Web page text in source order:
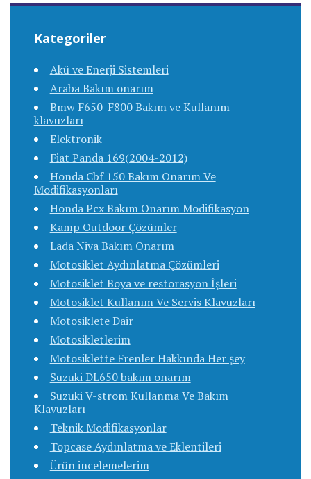
Kategoriler
Akü ve Enerji Sistemleri
Araba Bakım onarım
Bmw F650-F800 Bakım ve Kullanım
klavuzları
Elektronik
Fiat Panda 169(2004-2012)
Honda Cbf 150 Bakım Onarım Ve
Modifikasyonları
Honda Pcx Bakım Onarım Modifikasyon
Kamp Outdoor Çözümler
Lada Niva Bakım Onarım
Motosiklet Aydınlatma Çözümleri
Motosiklet Boya ve restorasyon İşleri
Motosiklet Kullanım Ve Servis Klavuzları
Motosiklete Dair
Motosikletlerim
Motosiklette Frenler Hakkında Her şey
Suzuki DL650 bakım onarım
Suzuki V-strom Kullanma Ve Bakım
Klavuzları
Teknik Modifikasyonlar
Topcase Aydınlatma ve Eklentileri
Ürün incelemelerim